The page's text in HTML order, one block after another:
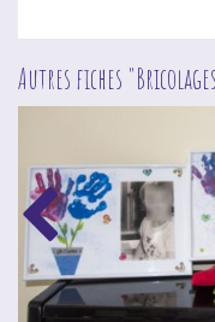
Autres fiches "Bricolages